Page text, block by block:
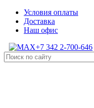
Условия оплаты
Доставка
Наш офис
+7 342 2-700-646